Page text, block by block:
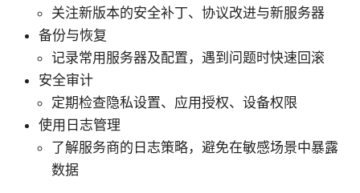
关注新版本的安全补丁、协议改进与新服务器
备份与恢复
记录常用服务器及配置，遇到问题时快速回滚
安全审计
定期检查隐私设置、应用授权、设备权限
使用日志管理
了解服务商的日志策略，避免在敏感场景中暴露
数据